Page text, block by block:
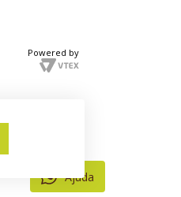
Ajuda
Powered by